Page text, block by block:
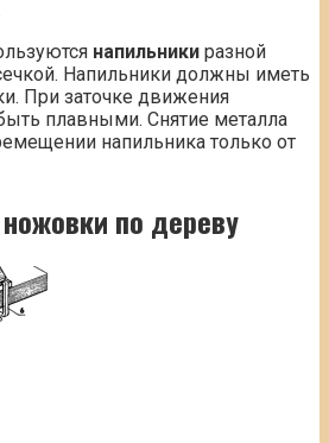
напильники разной
Напильники должны иметь
При заточке движения
плавными. Снятие металла
напильника только от
по дереву